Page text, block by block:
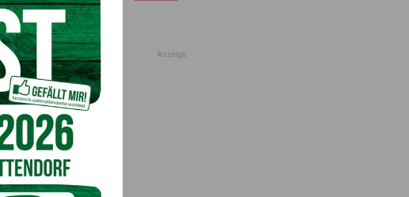
Anzeige